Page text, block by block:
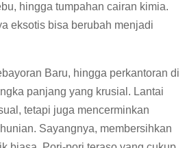
hingga tumpahan cairan kimia.
eksotis bisa berubah menjadi
Baru, hingga perkantoran di
panjang yang krusial. Lantai
tetapi juga mencerminkan
Sayangnya, membersihkan